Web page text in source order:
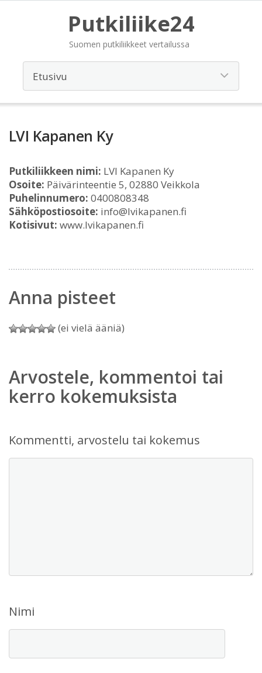
Putkiliike24
Suomen putkiliikkeet vertailussa
LVI Kapanen Ky
Putkiliikkeen nimi: LVI Kapanen Ky
Osoite: Päivärinteentie 5, 02880 Veikkola
Puhelinnumero: 0400808348
Sähköpostiosoite: info@lvikapanen.fi
Kotisivut: www.lvikapanen.fi
Anna pisteet
(ei vielä ääniä)
Arvostele, kommentoi tai
kerro kokemuksista
Kommentti, arvostelu tai kokemus
Nimi